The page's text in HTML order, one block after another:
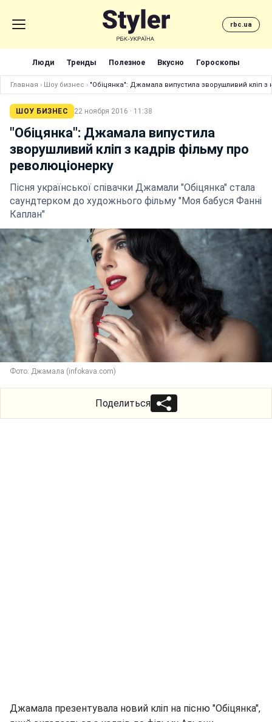
rbc.ua
Люди Тренды Полезное Вкусно Гороскопы
Главная › Шоу бизнес › "Обіцянка": Джамала випустила зворушливий кліп з
ШОУ БИЗНЕС 22 ноября 2016 · 11:38
"Обіцянка": Джамала випустила
зворушливий кліп з кадрів фільму про
революціонерку
Пісня української співачки Джамали "Обіцянка" стала
саундтерком до художнього фільму "Моя бабуся Фанні
Каплан"
Фото: Джамала (infokava.com)
Поделиться
Джамала презентувала новий кліп на пісню "Обіцянка",